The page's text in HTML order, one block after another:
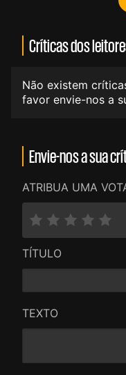
Críticas dos
Não existem
favor envie-nos a
Envie-nos a sua
ATRIBUA UMA
TÍTULO
TEXTO